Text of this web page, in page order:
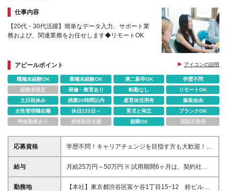
仕事内容
【20代・30代活躍】簡単なデータ入力、サポート業
務および、関連業務をお任せします◆リモートOK
アピールポイント アイコンの説明
職種未経験OK 業種未経験OK 第二新卒OK
学歴不問
経験者限定
研修・教育あり 転勤なし
リモートOK
土日祝休み
残業20時間以内 産育休活用有
服装自由
女性管理職在籍
休日120日～ 育児と両立
ブランクOK
時短勤務あり
資格取得支援 副業OK 国認定取得
応募資格
学歴不問！キャリアチェンジを目指す方も大歓迎！
【こんな方を募集します】 ◎ コミュニケーションス
キルが高い方 ◎ Excel、Word、PowerPoint などを問
方、WEBスキルに興味がある方
給与
月給25万円～50万円 ※ 試用期間6ヶ月は、契約社員
となります。（待遇に差異なし） ※ 固定残業代（
34,000円～／20時間分 ）を含む。超過分は別途支
勤務地
【本社】東京都渋谷区富ケ谷1丁目15−12 鈴ビル２